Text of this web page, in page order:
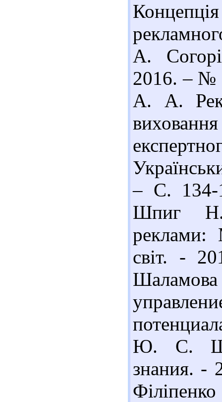
А.
2016. – №
А. А.
– С. 134-
Шпиг Н.
реклами:
світ. -
Ю. С.
знания. -